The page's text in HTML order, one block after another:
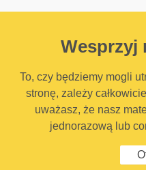
Wesprzyj
To, czy będziemy mogli
stronę, zależy
uważasz, że nasz
jednorazową lub